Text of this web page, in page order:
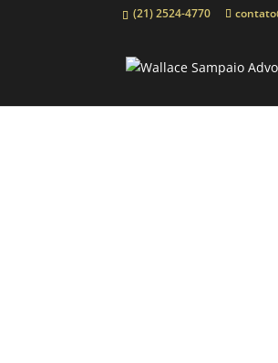
(21) 2524-4770